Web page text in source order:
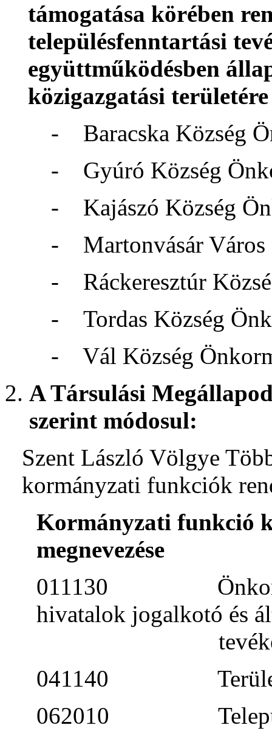
támogatása körében
településfenntartási
együttműködésben
közigazgatási
- Baracska Község
- Gyúró Község
- Kajászó Község
- Martonvásár Város
- Ráckeresztúr
- Tordas Község
- Vál Község
A Társulási
szerint módosul:
Szent László Völgye
kormányzati funkciók
Kormányzati funkció
megnevezése
011130
hivatalok jogalkotó és
041140
062010